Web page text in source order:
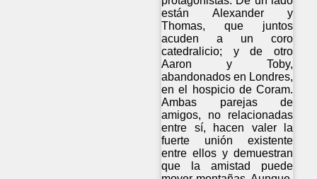
están Alexander y
Thomas, que juntos
acuden a un coro
catedralicio; y de otro
Aaron y Toby,
abandonados en Londres,
en el hospicio de Coram.
Ambas parejas de
amigos, no relacionadas
entre sí, hacen valer la
fuerte unión existente
entre ellos y demuestran
que la amistad puede